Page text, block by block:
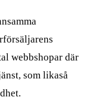
webbshopar där
som likaså